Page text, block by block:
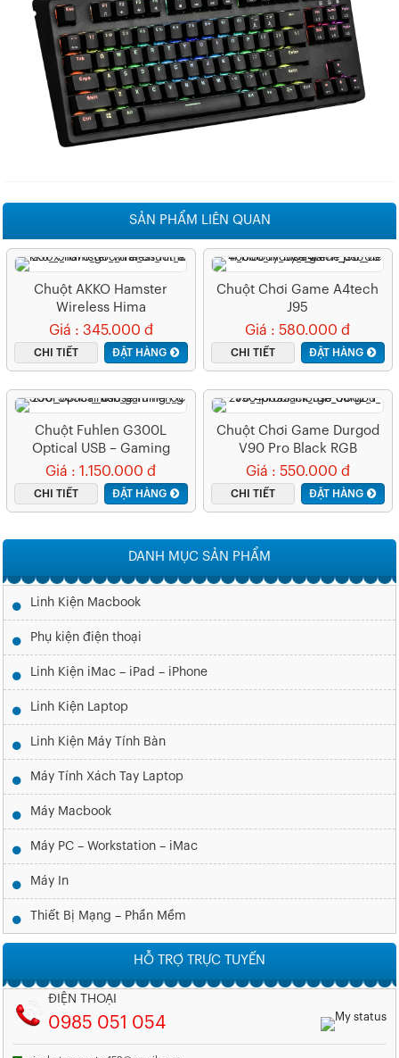
SẢN PHẨM LIÊN QUAN
Chuột AKKO Hamster
Wireless Hima
Giá : 345.000 đ
CHI TIẾT ĐẶT HÀNG
Chuột Chơi Game A4tech
J95
Giá : 580.000 đ
CHI TIẾT ĐẶT HÀNG
Chuột Fuhlen G300L
Optical USB – Gaming
Giá : 1.150.000 đ
CHI TIẾT ĐẶT HÀNG
Chuột Chơi Game Durgod
V90 Pro Black RGB
Giá : 550.000 đ
CHI TIẾT ĐẶT HÀNG
DANH MỤC SẢN PHẨM
Linh Kiện Macbook
Phụ kiện điện thoại
Linh Kiện iMac – iPad – iPhone
Linh Kiện Laptop
Linh Kiện Máy Tính Bàn
Máy Tính Xách Tay Laptop
Máy Macbook
Máy PC – Workstation – iMac
Máy In
Thiết Bị Mạng – Phần Mềm
HỖ TRỢ TRỰC TUYẾN
ĐIỆN THOẠI
0985 051 054